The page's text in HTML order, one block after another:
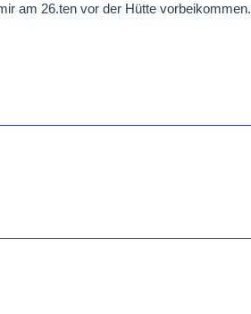
am 26.ten vor der Hütte vorbeikommen.